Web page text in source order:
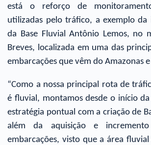
está o reforço de
utilizadas pelo tráfico, a exemplo da
da Base Fluvial Antônio Lemos, no
Breves, localizada em uma das
embarcações que vêm do Amazonas
“Como a nossa principal rota de
é fluvial, montamos desde o início
estratégia pontual com a criação de
além da aquisição e
embarcações, visto que a área